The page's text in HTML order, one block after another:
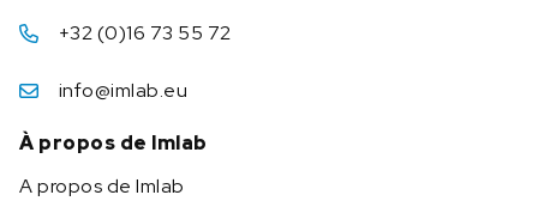
+32 (0)16 73 55 72
info@imlab.eu
À propos de Imlab
A propos de Imlab